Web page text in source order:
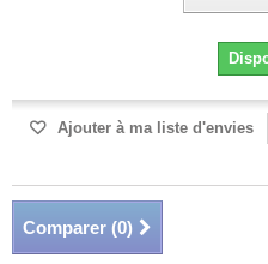
Ajouter à ma liste d'envies
Comparer (0)